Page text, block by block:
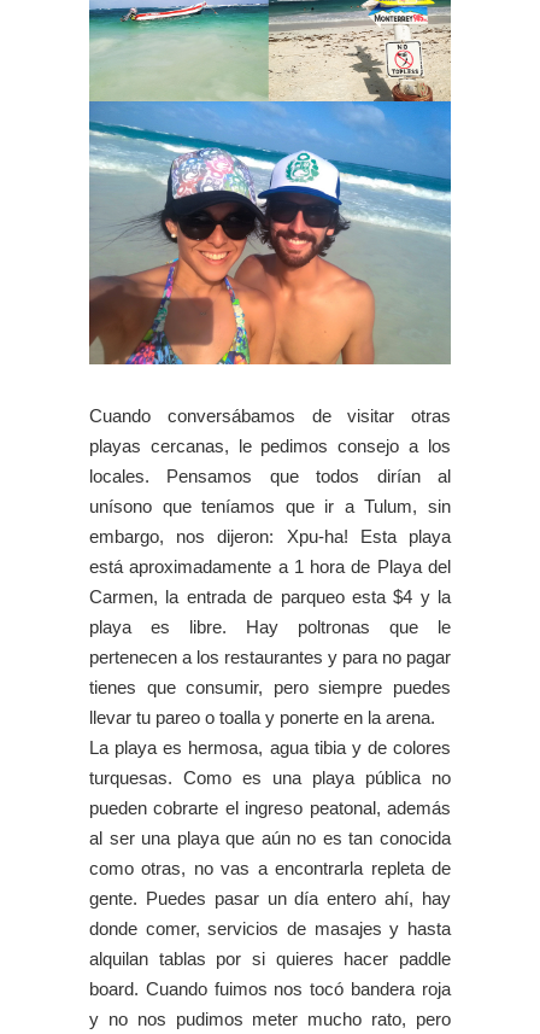
Cuando conversábamos de visitar otras
playas cercanas, le pedimos consejo a los
locales. Pensamos que todos dirían al
unísono que teníamos que ir a Tulum, sin
embargo, nos dijeron: Xpu-ha! Esta playa
está aproximadamente a 1 hora de Playa del
Carmen, la entrada de parqueo esta $4 y la
playa es libre. Hay poltronas que le
pertenecen a los restaurantes y para no pagar
tienes que consumir, pero siempre puedes
llevar tu pareo o toalla y ponerte en la arena.
La playa es hermosa, agua tibia y de colores
turquesas. Como es una playa pública no
pueden cobrarte el ingreso peatonal, además
al ser una playa que aún no es tan conocida
como otras, no vas a encontrarla repleta de
gente. Puedes pasar un día entero ahí, hay
donde comer, servicios de masajes y hasta
alquilan tablas por si quieres hacer paddle
board. Cuando fuimos nos tocó bandera roja
y no nos pudimos meter mucho rato, pero